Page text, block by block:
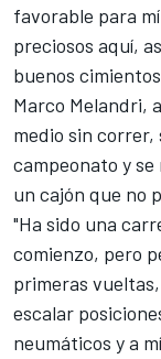
favorable para
preciosos aquí,
buenos
Marco Melandri,
medio sin correr,
campeonato y
un cajón que no
"Ha sido una
comienzo, pero
primeras
escalar
neumáticos y a